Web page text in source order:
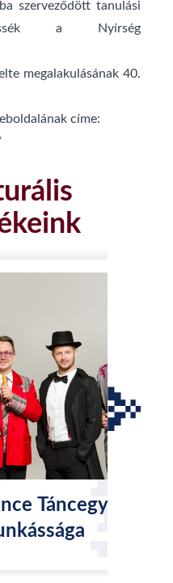
szerveződött tanulási
a Nyírség
megalakulásának 40.
címe:
Táncegyüttes